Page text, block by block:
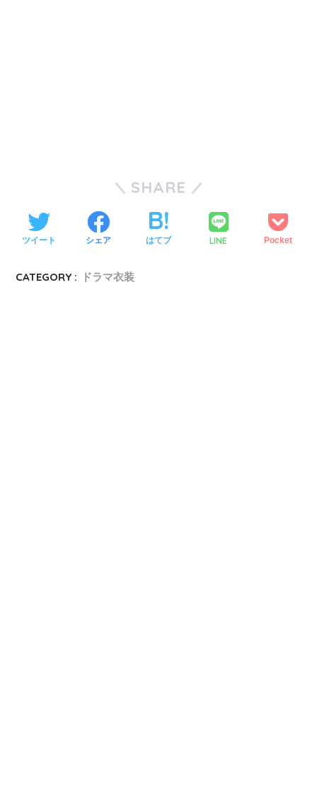
SHARE
ツイート シェア はてブ LINE Pocket
CATEGORY : ドラマ衣装